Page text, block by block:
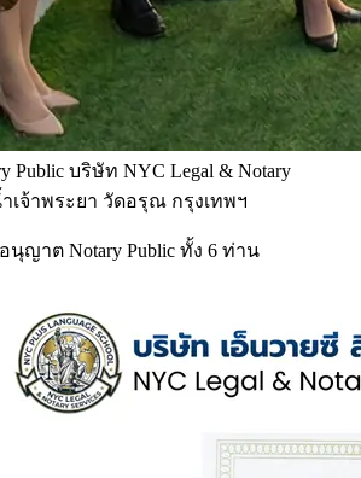
Public บริษัท NYC Legal & Notary
เจ้าพระยา วัดอรุณ กรุงเทพฯ
นุญาต Notary Public ทั้ง 6 ท่าน